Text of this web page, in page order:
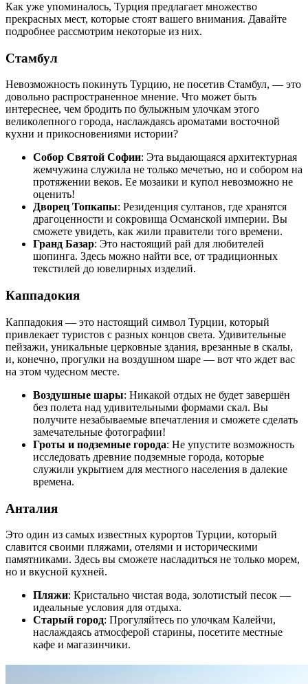
Как уже упоминалось, Турция предлагает множество
прекрасных мест, которые стоят вашего внимания. Давайте
подробнее рассмотрим некоторые из них.
Стамбул
Невозможность покинуть Турцию, не посетив Стамбул, — это
довольно распространенное мнение. Что может быть
интереснее, чем бродить по булыжным улочкам этого
великолепного города, наслаждаясь ароматами восточной
кухни и прикосновениями истории?
Собор Святой Софии: Эта выдающаяся архитектурная
жемчужина служила не только мечетью, но и собором на
протяжении веков. Ее мозаики и купол невозможно не
оценить!
Дворец Топкапы: Резиденция султанов, где хранятся
драгоценности и сокровища Османской империи. Вы
сможете увидеть, как жили правители того времени.
Гранд Базар: Это настоящий рай для любителей
шопинга. Здесь можно найти все, от традиционных
текстилей до ювелирных изделий.
Каппадокия
Каппадокия — это настоящий символ Турции, который
привлекает туристов с разных концов света. Удивительные
пейзажи, уникальные церковные здания, врезанные в скалы,
и, конечно, прогулки на воздушном шаре — вот что ждет вас
на этом чудесном месте.
Воздушные шары: Никакой отдых не будет завершён
без полета над удивительными формами скал. Вы
получите незабываемые впечатления и сможете сделать
замечательные фотографии!
Гроты и подземные города: Не упустите возможность
исследовать древние подземные города, которые
служили укрытием для местного населения в далекие
времена.
Анталия
Это один из самых известных курортов Турции, который
славится своими пляжами, отелями и историческими
памятниками. Здесь вы сможете насладиться не только морем,
но и вкусной кухней.
Пляжи: Кристально чистая вода, золотистый песок —
идеальные условия для отдыха.
Старый город: Прогуляйтесь по улочкам Калейчи,
наслаждаясь атмосферой старины, посетите местные
кафе и магазинчики.